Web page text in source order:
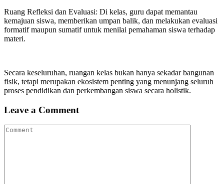
Ruang Refleksi dan Evaluasi: Di kelas, guru dapat memantau
kemajuan siswa, memberikan umpan balik, dan melakukan evaluasi
formatif maupun sumatif untuk menilai pemahaman siswa terhadap
materi.
Secara keseluruhan, ruangan kelas bukan hanya sekadar bangunan
fisik, tetapi merupakan ekosistem penting yang menunjang seluruh
proses pendidikan dan perkembangan siswa secara holistik.
Leave a Comment